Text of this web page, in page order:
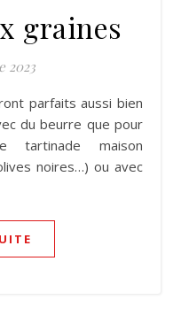
graines
2023
du beurre que pour
tartinade maison
noires…) ou avec